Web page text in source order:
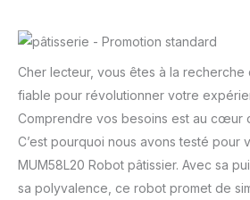
Cher lecteur, vous êtes à la recherche
fiable pour révolutionner votre
Comprendre vos besoins est au cœur
C’est pourquoi nous avons testé pour
MUM58L20 Robot pâtissier. Avec sa
sa polyvalence, ce robot promet de